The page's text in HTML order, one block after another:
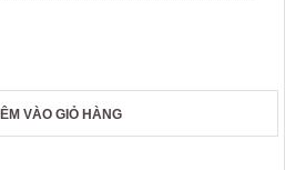
VÀO GIỎ HÀNG